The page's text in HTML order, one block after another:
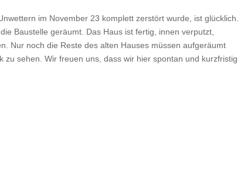
im November 23 komplett zerstört wurde, ist glücklich.
Baustelle geräumt. Das Haus ist fertig, innen verputzt,
Nur noch die Reste des alten Hauses müssen aufgeräumt
sehen. Wir freuen uns, dass wir hier spontan und kurzfristig